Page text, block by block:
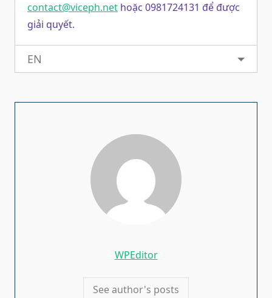
contact@viceph.net hoặc 0981724131 để được
giải quyết.
EN
WPEditor
See author's posts